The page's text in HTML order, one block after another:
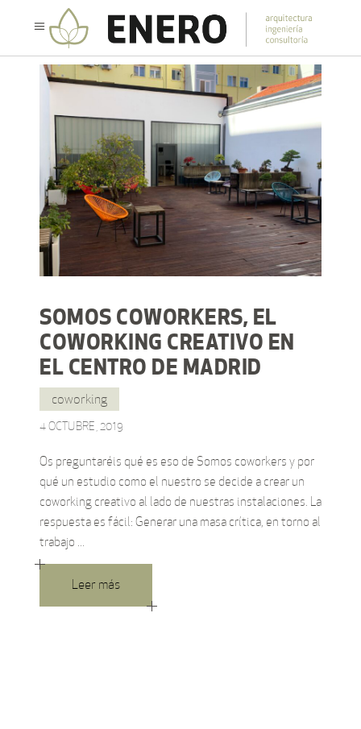
SOMOS COWORKERS, EL
COWORKING CREATIVO EN
EL CENTRO DE MADRID
coworking
4 OCTUBRE, 2019
Os preguntaréis qué es eso de Somos coworkers y por
qué un estudio como el nuestro se decide a crear un
coworking creativo al lado de nuestras instalaciones. La
respuesta es fácil: Generar una masa crítica, en torno al
trabajo
Leer más